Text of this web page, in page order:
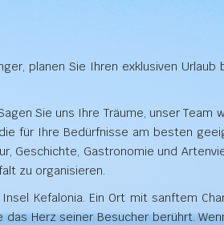
planen Sie Ihren exklusiven
Sie uns Ihre Träume, unser
für Ihre Bedürfnisse am besten
Geschichte, Gastronomie und
zu organisieren.
Kefalonia. Ein Ort mit sanftem
Herz seiner Besucher berührt.